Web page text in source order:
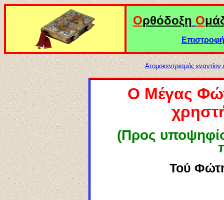
Ορθόδοξη Ο
Ατομοκεντρισμός εναντίον
Ο Μέγας
(Προς
Τού